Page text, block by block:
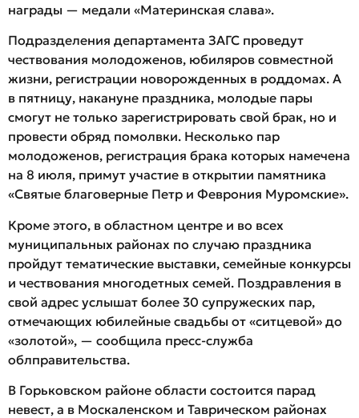
награды — медали «Материнская слава».
Подразделения департамента ЗАГС проведут
чествования молодоженов, юбиляров совместной
жизни, регистрации новорожденных в роддомах. А
в пятницу, накануне праздника, молодые пары
смогут не только зарегистрировать свой брак, но и
провести обряд помолвки. Несколько пар
молодоженов, регистрация брака которых намечена
на 8 июля, примут участие в открытии памятника
«Святые благоверные Петр и Феврония Муромские».
Кроме этого, в областном центре и во всех
муниципальных районах по случаю праздника
пройдут тематические выставки, семейные конкурсы
и чествования многодетных семей. Поздравления в
свой адрес услышат более 30 супружеских пар,
отмечающих юбилейные свадьбы от «ситцевой» до
«золотой», — сообщила пресс-служба
облправительства.
В Горьковском районе области состоится парад
невест, а в Москаленском и Таврическом районах